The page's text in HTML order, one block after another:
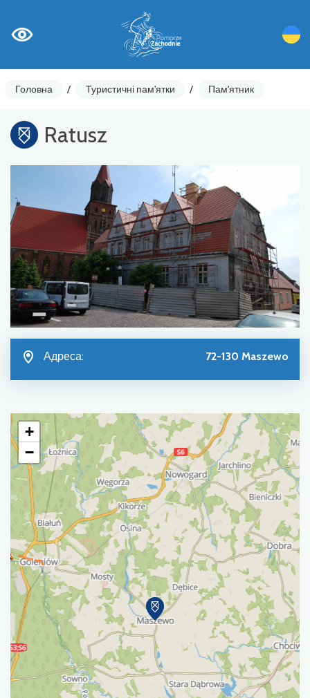
Головна / Туристичні пам'ятки / Пам'ятник
Ratusz
Адреса: 72-130 Maszewo
+
−